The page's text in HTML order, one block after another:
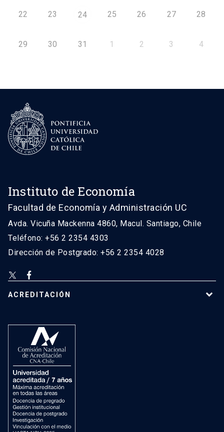
22 23 24 25 26 27 28
29 30 31 1 2 3 4
Instituto de Economía
Facultad de Economía y Administración UC
Avda. Vicuña Mackenna 4860, Macul. Santiago, Chile
Teléfono: +56 2 2354 4303
Dirección de Postgrado: +56 2 2354 4028
ACREDITACIÓN